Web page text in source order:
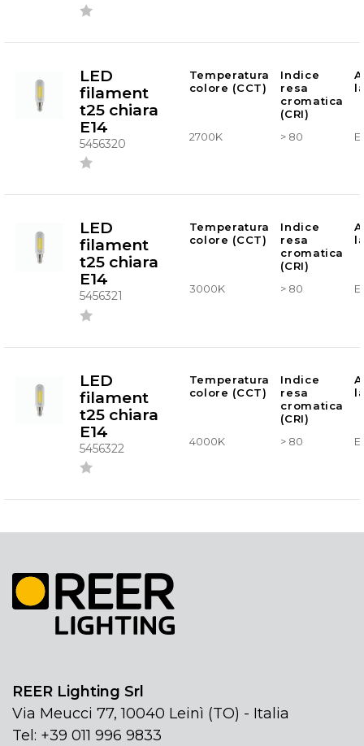
LED
filament
t25 chiara
E14
5456320
Temperatura
colore (CCT)
Indice
resa
cromatica
(CRI)
2700K > 80
LED
filament
t25 chiara
E14
5456321
Temperatura
colore (CCT)
Indice
resa
cromatica
(CRI)
3000K > 80
LED
filament
t25 chiara
E14
5456322
Temperatura
colore (CCT)
Indice
resa
cromatica
(CRI)
4000K > 80
REER Lighting Srl
Via Meucci 77, 10040 Leinì (TO) - Italia
Tel: +39 011 996 9833